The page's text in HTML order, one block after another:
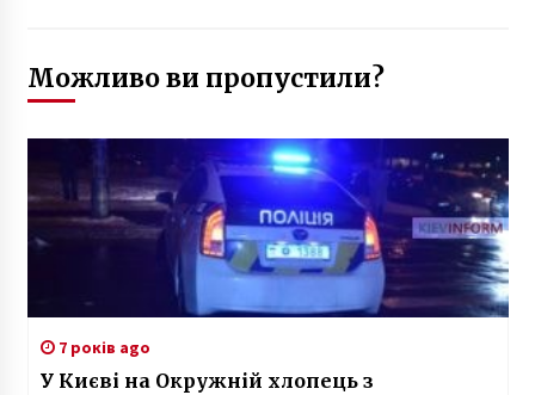
Можливо ви пропустили?
7 років ago
У Києві на Окружній хлопець з